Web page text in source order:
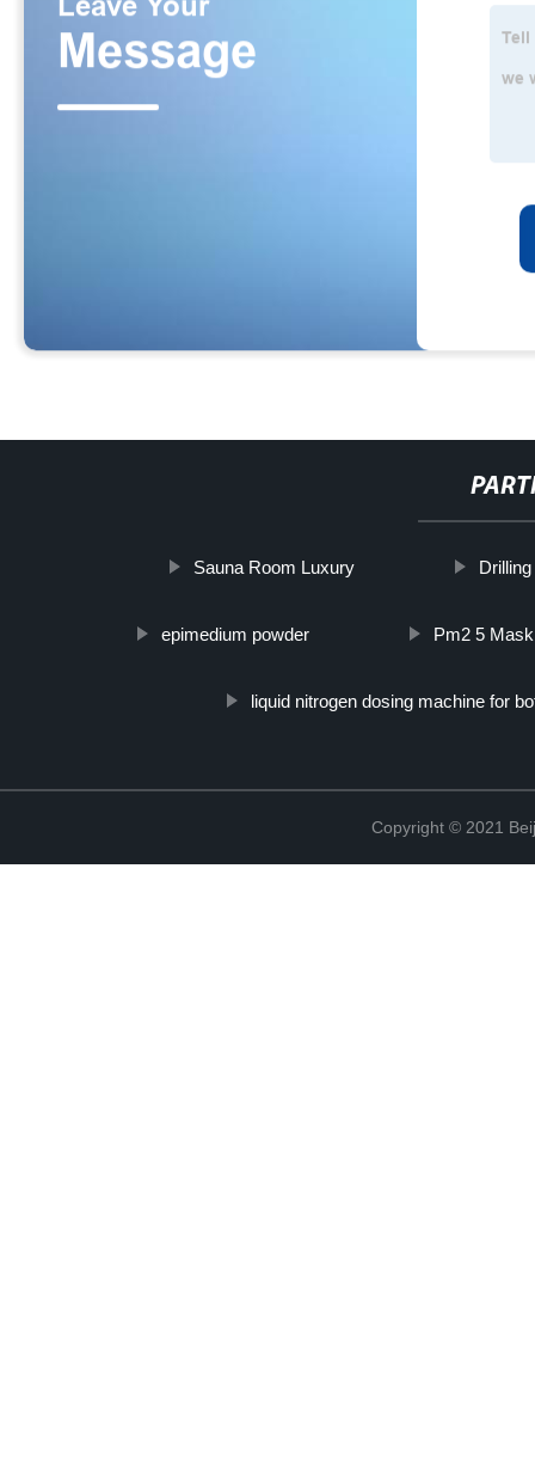
Sauna Room Luxury
epimedium powder Pm2 5
liquid nitrogen dosing machine for
Copyright © 2021